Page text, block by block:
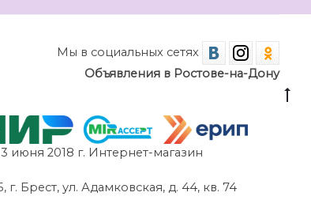
Мы в социальных сетях
Объявления в Ростове-на-Дону
июня 2018 г. Интернет-магазин
Брест, ул. Адамковская, д. 44, кв. 74